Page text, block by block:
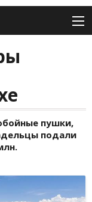
пушки,
подали